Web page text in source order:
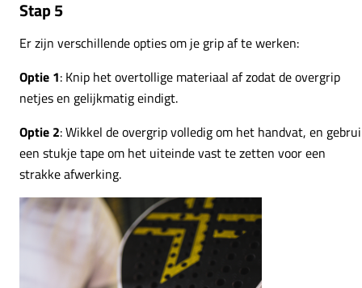
Stap 5
Er zijn verschillende opties om je grip af te werken:
Optie 1: Knip het overtollige materiaal af zodat de overgrip
netjes en gelijkmatig eindigt.
Optie 2: Wikkel de overgrip volledig om het handvat, en
een stukje tape om het uiteinde vast te zetten voor een
strakke afwerking.